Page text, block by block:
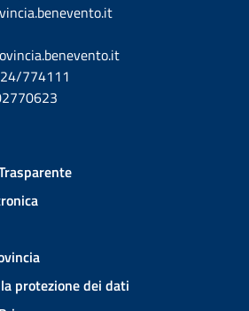
774111
protezione dei dati